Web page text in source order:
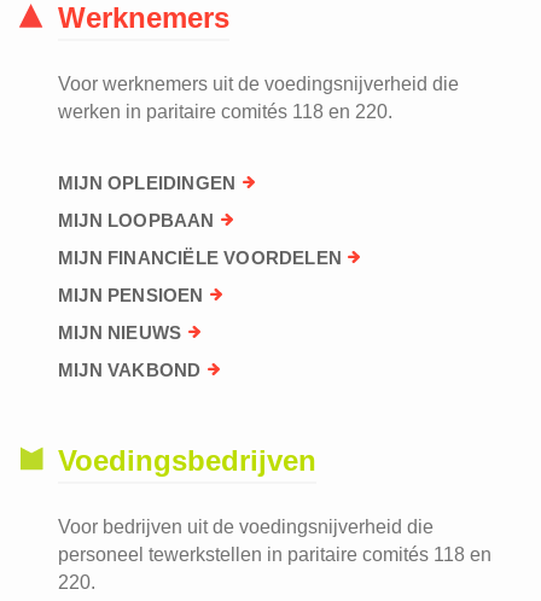
Werknemers
Voor werknemers uit de voedingsnijverheid die
werken in paritaire comités 118 en 220.
MIJN OPLEIDINGEN
MIJN LOOPBAAN
MIJN FINANCIËLE VOORDELEN
MIJN PENSIOEN
MIJN NIEUWS
MIJN VAKBOND
Voedingsbedrijven
Voor bedrijven uit de voedingsnijverheid die
personeel tewerkstellen in paritaire comités 118 en
220.